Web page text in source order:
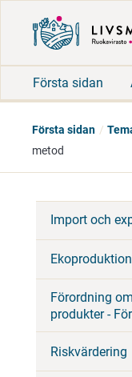
Första sidan
Första sidan
metod
Import och
Ekoproduktion
Förordning
produkter -
Riskvärdering